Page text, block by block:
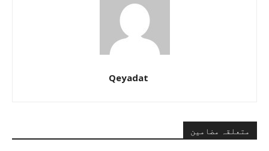
Qeyadat
متعلقہ مضامین